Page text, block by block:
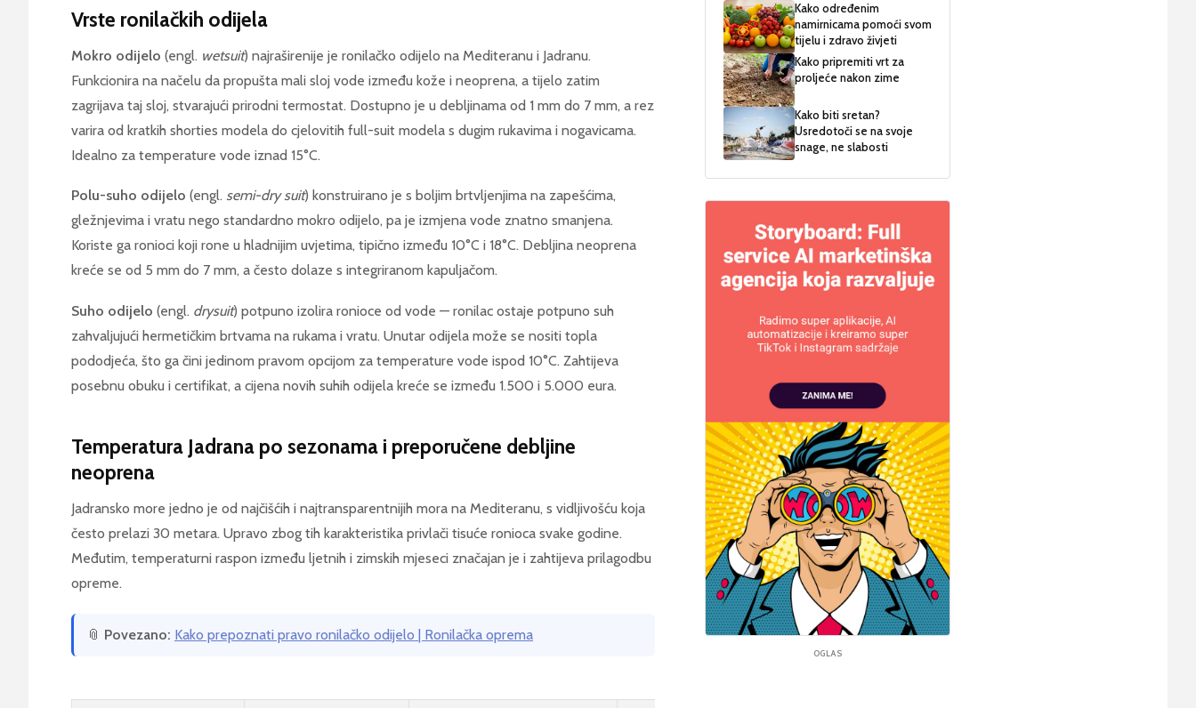
Vrste ronilačkih odijela
Mokro odijelo (engl. wetsuit) najraširenije je ronilačko odijelo na Mediteranu i Jadranu.
Funkcionira na načelu da propušta mali sloj vode između kože i neoprena, a tijelo zatim
zagrijava taj sloj, stvarajući prirodni termostat. Dostupno je u debljinama od 1 mm do 7 mm, a rez
varira od kratkih shorties modela do cjelovitih full-suit modela s dugim rukavima i nogavicama.
Idealno za temperature vode iznad 15°C.
Polu-suho odijelo (engl. semi-dry suit) konstruirano je s boljim brtvljenjima na zapešćima,
gležnjevima i vratu nego standardno mokro odijelo, pa je izmjena vode znatno smanjena.
Koriste ga ronioci koji rone u hladnijim uvjetima, tipično između 10°C i 18°C. Debljina neoprena
kreće se od 5 mm do 7 mm, a često dolaze s integriranom kapuljačom.
Suho odijelo (engl. drysuit) potpuno izolira ronioce od vode — ronilac ostaje potpuno suh
zahvaljujući hermetičkim brtvama na rukama i vratu. Unutar odijela može se nositi topla
pododjeća, što ga čini jedinom pravom opcijom za temperature vode ispod 10°C. Zahtijeva
posebnu obuku i certifikat, a cijena novih suhih odijela kreće se između 1.500 i 5.000 eura.
Temperatura Jadrana po sezonama i preporučene debljine
neoprena
Jadransko more jedno je od najčišćih i najtransparentnijih mora na Mediteranu, s vidljivošću koja
često prelazi 30 metara. Upravo zbog tih karakteristika privlači tisuće ronioca svake godine.
Međutim, temperaturni raspon između ljetnih i zimskih mjeseci značajan je i zahtijeva prilagodbu
opreme.
📎 Povezano: Kako prepoznati pravo ronilačko odijelo | Ronilačka oprema
Kako određenim
namirnicama pomoći svom
tijelu i zdravo živjeti
Kako pripremiti vrt za
proljeće nakon zime
Kako biti sretan?
Usredotoči se na svoje
snage, ne slabosti
OGLAS